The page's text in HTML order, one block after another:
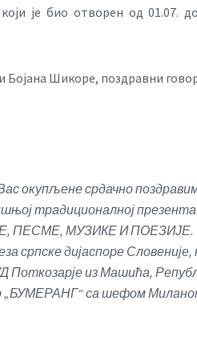
је био отворен од 01.07. до
Шикоре, поздравни
окупљене срдачно поздравим
традиционалној
ПЕСМЕ, МУЗИКЕ И ПОЕЗИЈЕ.
дијаспоре Словеније,
Поткозарје из Машића,
„БУМЕРАНГ“ са шефом